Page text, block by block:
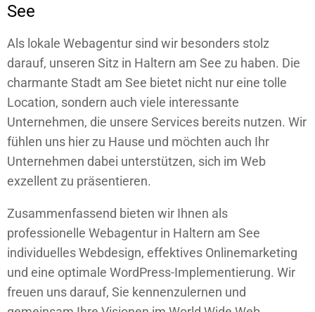
See
Als lokale Webagentur sind wir besonders stolz
darauf, unseren Sitz in Haltern am See zu haben. Die
charmante Stadt am See bietet nicht nur eine tolle
Location, sondern auch viele interessante
Unternehmen, die unsere Services bereits nutzen. Wir
fühlen uns hier zu Hause und möchten auch Ihr
Unternehmen dabei unterstützen, sich im Web
exzellent zu präsentieren.
Zusammenfassend bieten wir Ihnen als
professionelle Webagentur in Haltern am See
individuelles Webdesign, effektives Onlinemarketing
und eine optimale WordPress-Implementierung. Wir
freuen uns darauf, Sie kennenzulernen und